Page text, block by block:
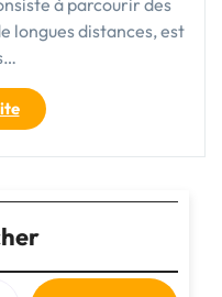
à parcourir des
longues distances, est
"Exploration
Sauvage
:
Défis
du
Trekking
en